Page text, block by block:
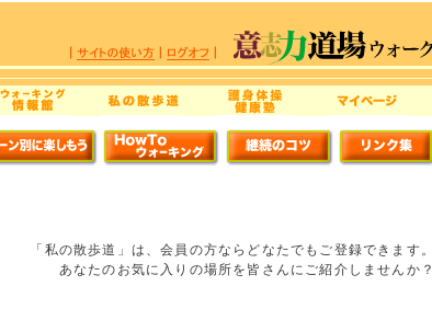
「私の散歩道」は、会員の方ならどなたでもご登録できます。
あなたのお気に入りの場所を皆さんにご紹介しませんか？